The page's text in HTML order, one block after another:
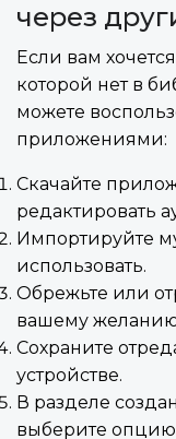
через
Если вам
которой нет в
можете
приложениями:
Скачайте
редактировать
Импортируйте
использовать.
Обрежьте или
вашему
Сохраните
устройстве.
В разделе
выберите опцию